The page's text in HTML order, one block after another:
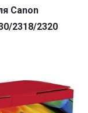
Canon
2318/2320